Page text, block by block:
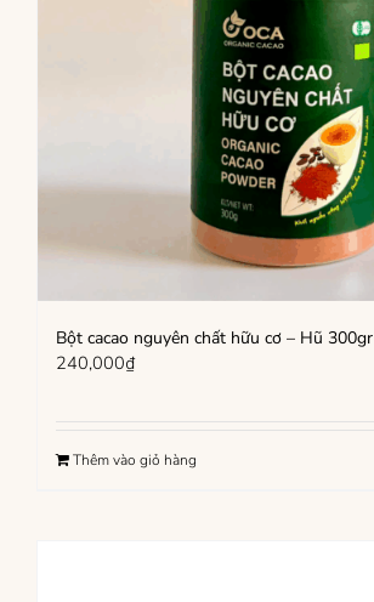
Bột cacao nguyên chất hữu cơ – Hũ 300gr
240,000₫
Thêm vào giỏ hàng